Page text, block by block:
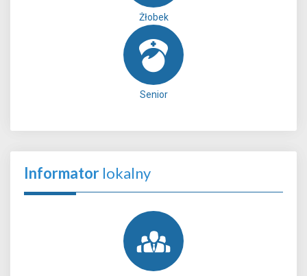
Żłobek
Senior
Informator lokalny